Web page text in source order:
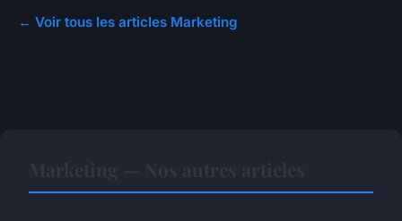
← Voir tous les articles Marketing